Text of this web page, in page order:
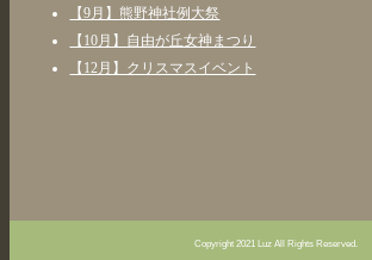
【9月】熊野神社例大祭
【10月】自由が丘女神まつり
【12月】クリスマスイベント
Copyright 2021 Luz All Rights Reserved.